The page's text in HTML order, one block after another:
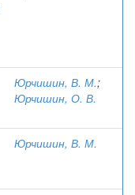
Юрчишин, В. М.;
Юрчишин, О. В.
Юрчишин, В. М.